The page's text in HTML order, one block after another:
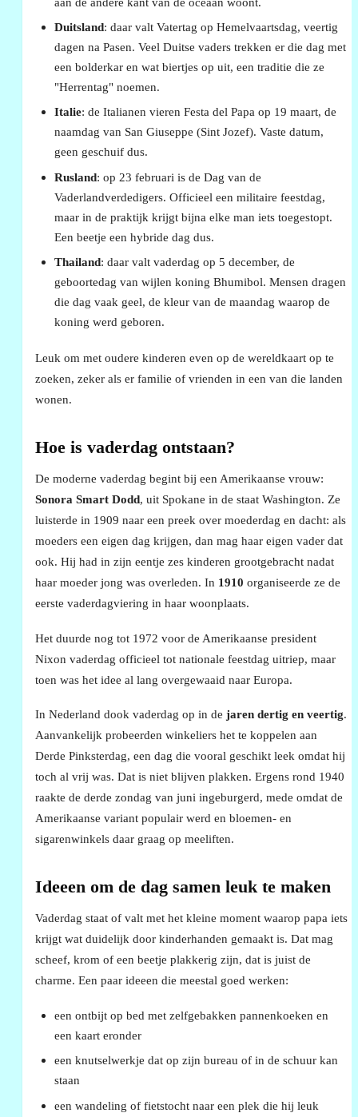
Duitsland: daar valt Vatertag op Hemelvaartsdag, veertig
dagen na Pasen. Veel Duitse vaders trekken er die dag met
een bolderkar en wat biertjes op uit, een traditie die ze
"Herrentag" noemen.
Italie: de Italianen vieren Festa del Papa op 19 maart, de
naamdag van San Giuseppe (Sint Jozef). Vaste datum,
geen geschuif dus.
Rusland: op 23 februari is de Dag van de
Vaderlandverdedigers. Officieel een militaire feestdag,
maar in de praktijk krijgt bijna elke man iets toegestopt.
Een beetje een hybride dag dus.
Thailand: daar valt vaderdag op 5 december, de
geboortedag van wijlen koning Bhumibol. Mensen dragen
die dag vaak geel, de kleur van de maandag waarop de
koning werd geboren.
Leuk om met oudere kinderen even op de wereldkaart op te
zoeken, zeker als er familie of vrienden in een van die landen
wonen.
Hoe is vaderdag ontstaan?
De moderne vaderdag begint bij een Amerikaanse vrouw:
Sonora Smart Dodd, uit Spokane in de staat Washington. Ze
luisterde in 1909 naar een preek over moederdag en dacht: als
moeders een eigen dag krijgen, dan mag haar eigen vader dat
ook. Hij had in zijn eentje zes kinderen grootgebracht nadat
haar moeder jong was overleden. In 1910 organiseerde ze de
eerste vaderdagviering in haar woonplaats.
Het duurde nog tot 1972 voor de Amerikaanse president
Nixon vaderdag officieel tot nationale feestdag uitriep, maar
toen was het idee al lang overgewaaid naar Europa.
In Nederland dook vaderdag op in de jaren dertig en veertig.
Aanvankelijk probeerden winkeliers het te koppelen aan
Derde Pinksterdag, een dag die vooral geschikt leek omdat hij
toch al vrij was. Dat is niet blijven plakken. Ergens rond 1940
raakte de derde zondag van juni ingeburgerd, mede omdat de
Amerikaanse variant populair werd en bloemen- en
sigarenwinkels daar graag op meeliften.
Ideeen om de dag samen leuk te maken
Vaderdag staat of valt met het kleine moment waarop papa iets
krijgt wat duidelijk door kinderhanden gemaakt is. Dat mag
scheef, krom of een beetje plakkerig zijn, dat is juist de
charme. Een paar ideeen die meestal goed werken:
een ontbijt op bed met zelfgebakken pannenkoeken en
een kaart eronder
een knutselwerkje dat op zijn bureau of in de schuur kan
staan
een wandeling of fietstocht naar een plek die hij leuk